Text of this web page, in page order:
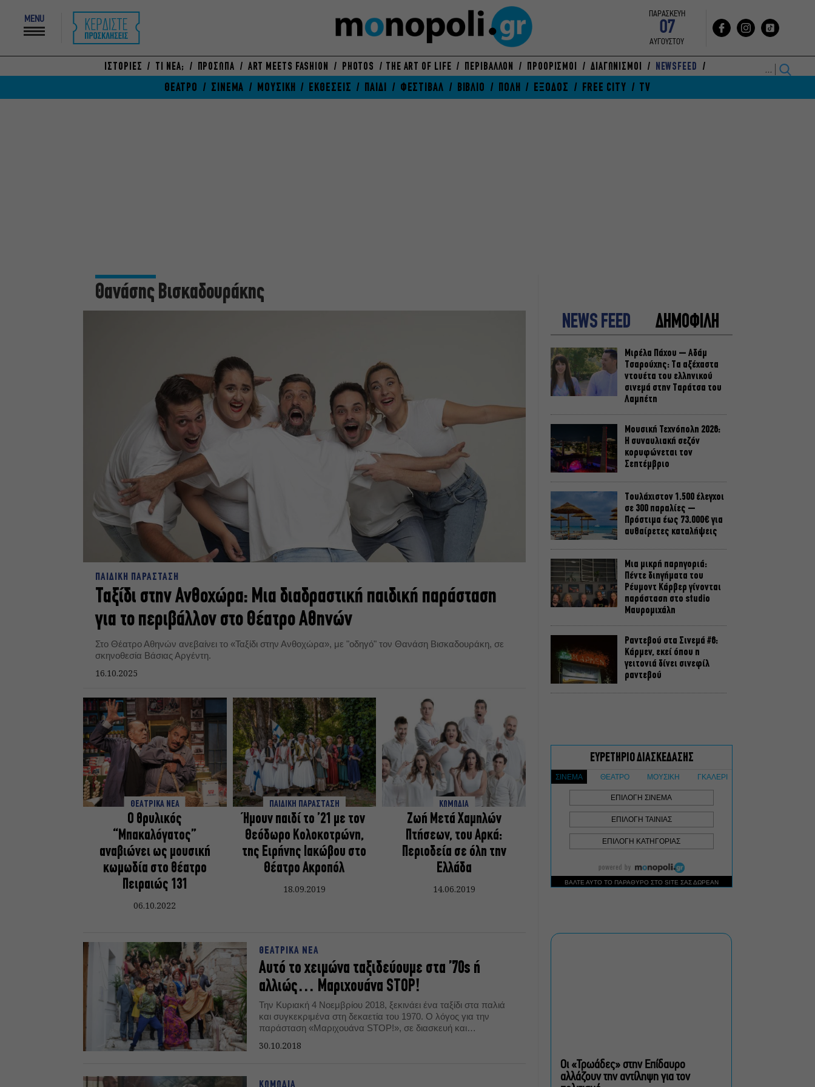
MENU
ΠΑΡΑΣΚΕΥΗ
07
ΑΥΓΟΥΣΤΟΥ
ΙΣΤΟΡΙΕΣ ΤΙ ΝΕΑ; ΠΡΟΣΩΠΑ ART MEETS FASHION PHOTOS THE ART OF LIFE ΠΕΡΙΒΑΛΛΟΝ ΠΡΟΟΡΙΣΜΟΙ ΔΙΑΓΩΝΙΣΜΟΙ NEWSFEED
ΘΕΑΤΡΟ ΣΙΝΕΜΑ ΜΟΥΣΙΚΗ ΕΚΘΕΣΕΙΣ ΠΑΙΔΙ ΦΕΣΤΙΒΑΛ ΒΙΒΛΙΟ ΠΟΛΗ ΕΞΟΔΟΣ FREE CITY TV
Θανάσης Βισκαδουράκης
ΠΑΙΔΙΚΗ ΠΑΡΑΣΤΑΣΗ
Ταξίδι στην Ανθοχώρα: Μια διαδραστική παιδική παράσταση
για το περιβάλλον στο Θέατρο Αθηνών
Στο Θέατρο Αθηνών ανεβαίνει το «Ταξίδι στην Ανθοχώρα», με "οδηγό" τον Θανάση Βισκαδουράκη, σε
σκηνοθεσία Βάσιας Αργέντη.
16.10.2025
ΘΕΑΤΡΙΚΑ ΝΕΑ
Ο θρυλικός
“Μπακαλόγατος”
αναβιώνει ως μουσική
κωμωδία στο θέατρο
Πειραιώς 131
06.10.2022
ΠΑΙΔΙΚΗ ΠΑΡΑΣΤΑΣΗ
Ήμουν παιδί το ’21 με τον
Θεόδωρο Κολοκοτρώνη,
της Ειρήνης Ιακώβου στο
Θέατρο Ακροπόλ
18.09.2019
ΚΩΜΩΔΙΑ
Ζωή Μετά Χαμηλών
Πτήσεων, του Αρκά:
Περιοδεία σε όλη την
Ελλάδα
14.06.2019
ΘΕΑΤΡΙΚΑ ΝΕΑ
Αυτό το χειμώνα ταξιδεύουμε στα ’70s ή
αλλιώς… Μαριχουάνα STOP!
Την Κυριακή 4 Νοεμβρίου 2018, ξεκινάει ένα ταξίδι στα παλιά
και συγκεκριμένα στη δεκαετία του 1970. Ο λόγος για την
παράσταση «Μαριχουάνα STOP!», σε διασκευή και
συνέντευξη τύπου της παράστασης.
30.10.2018
NEWS FEED ΔΗΜΟΦΙΛΗ
Μιρέλα Πάχου – Αδάμ
Τσαρούχης: Τα αξέχαστα
ντουέτα του ελληνικού
σινεμά στην Ταράτσα του
Λαμπέτη
Μουσική Τεχνόπολη 2026:
Η συναυλιακή σεζόν
κορυφώνεται τον
Σεπτέμβριο
Τουλάχιστον 1.500 έλεγχοι
σε 300 παραλίες –
Πρόστιμα έως 73.000€ για
αυθαίρετες καταλήψεις
Μια μικρή παρηγοριά:
Πέντε διηγήματα του
Ρέυμοντ Κάρβερ γίνονται
παράσταση στο studio
Μαυρομιχάλη
Ραντεβού στα Σινεμά #6:
Κάρμεν, εκεί όπου η
γειτονιά δίνει σινεφίλ
ραντεβού
Πάνω από 100 σπίτια
καταστράφηκαν
πανάδες επιμένουν; Τα
λάθη που αφήνουν το
δέρμα εκτεθειμένο
«Τριτώνει» το Φεστιβάλ
Ακροναυπλίας με
επικεφαλής τον Θοδωρή
Γκόνη
εκθέσεις: Τι κάνουμε στην
Οι «Τρωάδες» στην Επίδαυρο
αλλάζουν την αντίληψη για τον